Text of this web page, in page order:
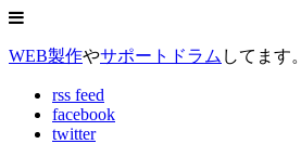
WEB製作やサポートドラム してます。
rss feed
facebook
twitter